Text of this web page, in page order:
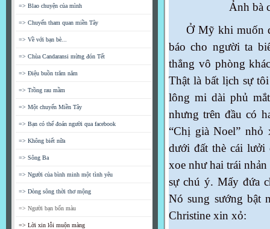
=> Blao chuyện của mình
=> Chuyến tham quan miền Tây
=> Về với bạn bè...
=> Chùa Candaransi mừng đón Tết
=> Điệu buồn trăm năm
=> Trồng rau mầm
=> Một chuyến Miền Tây
=> Bạn có thể đoán người qua facebook
=> Không biết nữa
=> Sông Ba
=> Người của bình minh một tình yêu
=> Dòng sông thời thơ mộng
=> Người bạn bốn màu
=> Lời xin lỗi muộn màng
Ảnh bà
Ở Mỹ khi muốn
báo cho người ta
thẳng vô phòng
Thật là bất lịch sự
lông mi dài phủ
nhưng trên đầu có
“Chị già Noel”
dưới đất thè cái
xoe như hai trái
sự chú ý. Mấy đứa
Nó sung sướng bật
Christine xin xỏ: